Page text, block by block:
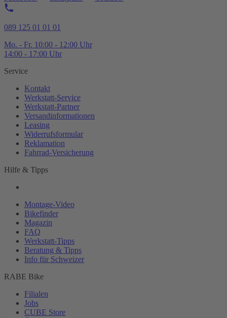
089 125 01 01 01
Mo. - Fr. 10:00 - 12:00 Uhr
14:00 - 17:00 Uhr
Service
Kontakt
Werkstatt-Service
Werkstatt-Partner
Versandinformationen
Leasing
Widerrufsformular
Reklamation
Fahrrad-Versicherung
Hilfe & Tipps
Montage-Video
Bikefinder
Magazin
FAQ
Werkstatt-Tipps
Beratung & Tipps
Info für Schweizer
RABE Bike
Filialen
Jobs
CUBE Store